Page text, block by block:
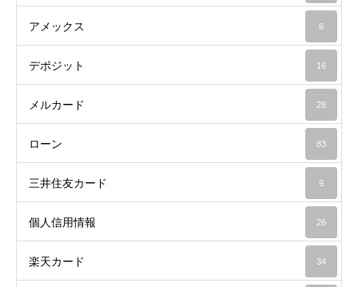
アメックス 6
デポジット 16
メルカード 28
ローン 83
三井住友カード 9
個人信用情報 26
楽天カード 34